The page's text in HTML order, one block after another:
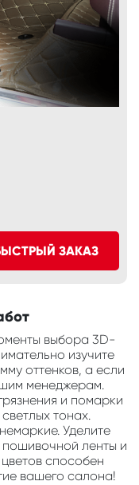
ЗАКАЗ
выбора 3D-
изучите
оттенков, а если
менеджерам.
и помарки
тонах.
Уделите
ленты и
способен
вашего салона!